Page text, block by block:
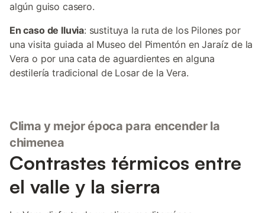
algún guiso casero.
En caso de lluvia: sustituya la ruta de los Pilones por
una visita guiada al Museo del Pimentón en Jaraíz de la
Vera o por una cata de aguardientes en alguna
destilería tradicional de Losar de la Vera.
Clima y mejor época para encender la
chimenea
Contrastes térmicos entre
el valle y la sierra